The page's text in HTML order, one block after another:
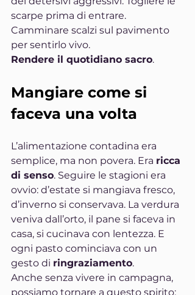
scarpe prima di entrare.
Camminare scalzi sul pavimento
per sentirlo vivo.
Rendere il quotidiano sacro.
Mangiare come si
faceva una volta
L’alimentazione contadina era
semplice, ma non povera. Era ricca
di senso. Seguire le stagioni era
ovvio: d’estate si mangiava fresco,
d’inverno si conservava. La verdura
veniva dall’orto, il pane si faceva in
casa, si cucinava con lentezza. E
ogni pasto cominciava con un
gesto di ringraziamento.
Anche senza vivere in campagna,
possiamo tornare a questo spirito: